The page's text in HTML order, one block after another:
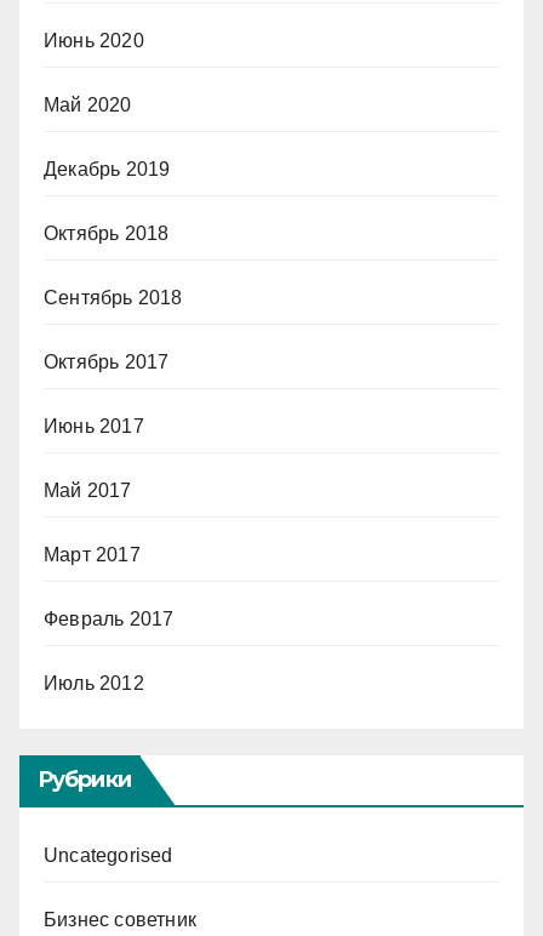
Июнь 2020
Май 2020
Декабрь 2019
Октябрь 2018
Сентябрь 2018
Октябрь 2017
Июнь 2017
Май 2017
Март 2017
Февраль 2017
Июль 2012
Рубрики
Uncategorised
Бизнес советник